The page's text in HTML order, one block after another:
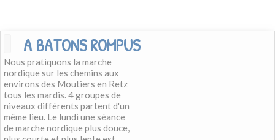
A BATONS ROMPUS
Nous pratiquons la marche
nordique sur les chemins aux
environs des Moutiers en Retz
tous les mardis. 4 groupes de
niveaux différents partent d'un
même lieu. Le lundi une séance
de marche nordique plus douce,